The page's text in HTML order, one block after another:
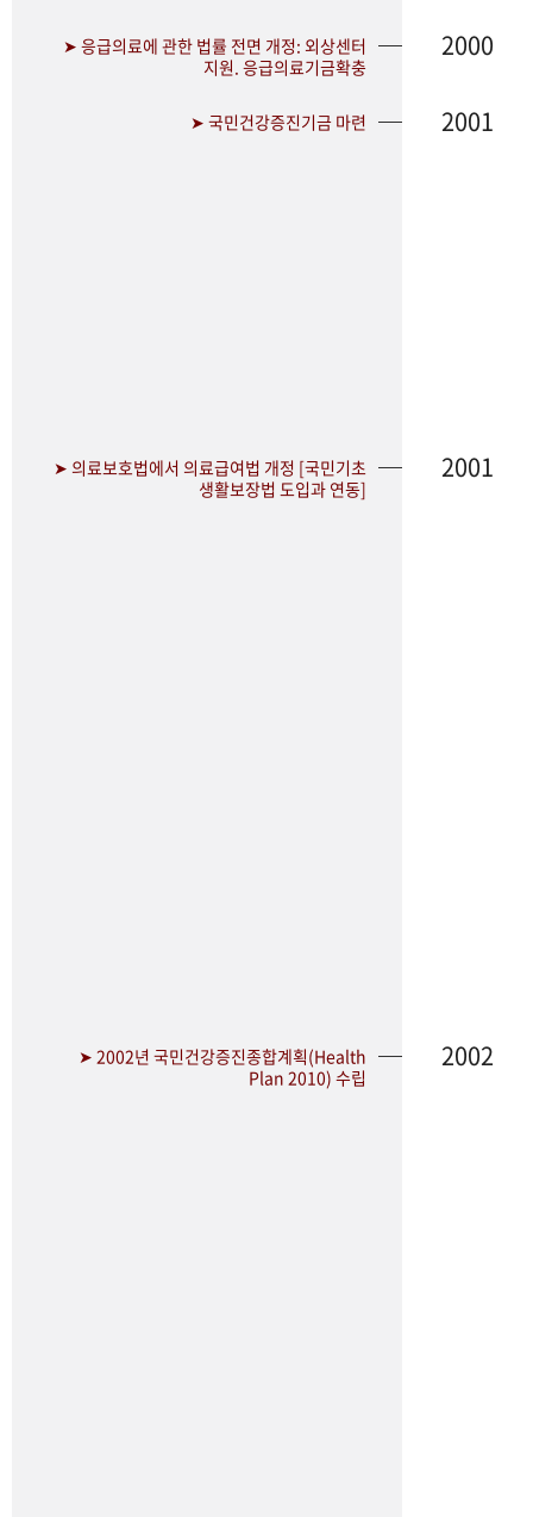
➤ 응급의료에 관한 법률 전면 개정: 외상센터
지원. 응급의료기금확충
2000
➤ 국민건강증진기금 마련 2001
➤ 의료보호법에서 의료급여법 개정 [국민기초
생활보장법 도입과 연동]
2001
➤ 2002년 국민건강증진종합계획(Health
Plan 2010) 수립
2002